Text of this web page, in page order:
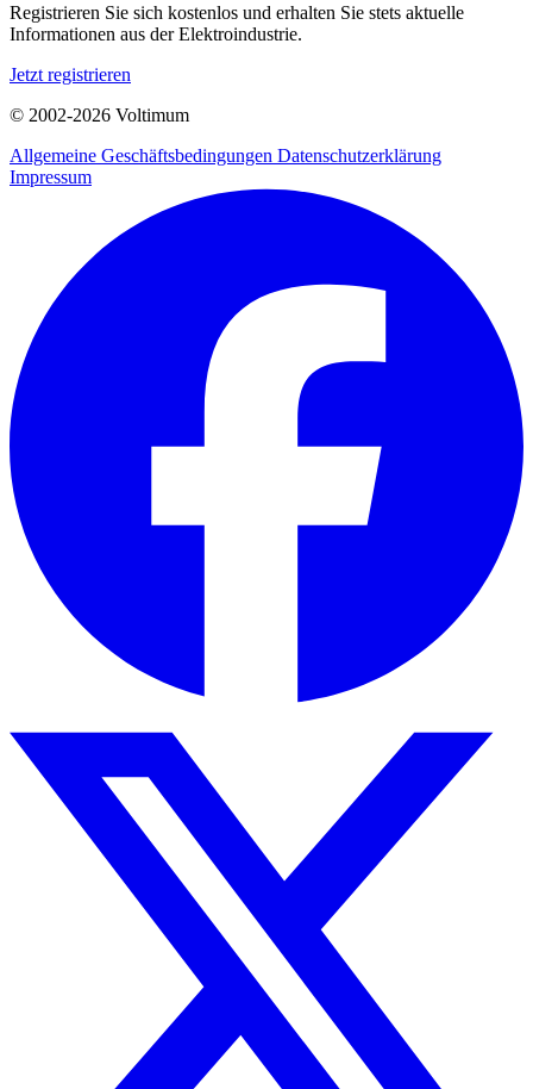
Registrieren Sie sich kostenlos und erhalten Sie stets aktuelle
Informationen aus der Elektroindustrie.
Jetzt registrieren
© 2002-2026 Voltimum
Allgemeine Geschäftsbedingungen Datenschutzerklärung
Impressum